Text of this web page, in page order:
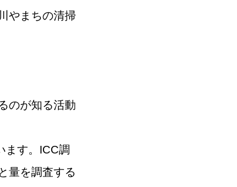
やまちの清掃
のが知る活動
ます。ICC調
量を調査する